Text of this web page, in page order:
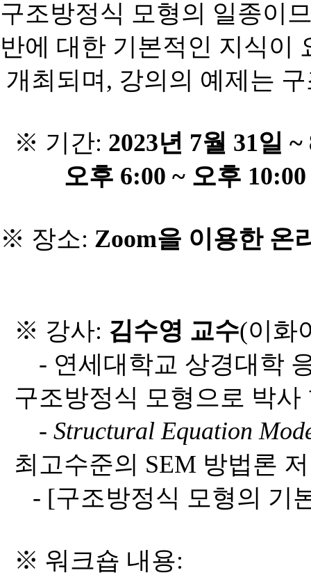
구조방정식 모형의 일종이
반에 대한 기본적인 지식이
개최되며 , 강의의 예제는
※ 기간: 2023년 7월 31일 ~
오후 6:00 ~ 오후 10:00
※ 장소: Zoom을 이용한 온
※ 강사: 김수영 교수(이화
- 연세대학교 상경대학
구조방정식 모형으로 박사
- Structural Equation
최고수준의 SEM 방법론
- [구조방정식 모형의 기
※ 워크숍 내용: